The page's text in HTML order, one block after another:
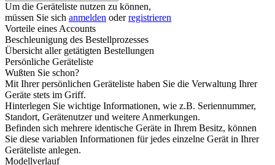
Um die Geräteliste nutzen zu können,
müssen Sie sich anmelden oderregistrieren
Vorteile eines Accounts
Beschleunigung des Bestellprozesses
Übersicht aller getätigten Bestellungen
Persönliche Geräteliste
Wußten Sie schon?
Mit Ihrer persönlichen Geräteliste haben Sie die Verwaltung Ihrer
Geräte stets im Griff.
Hinterlegen Sie wichtige Informationen, wie z.B. Seriennummer,
Standort, Gerätenutzer und weitere Anmerkungen.
Befinden sich mehrere identische Geräte in Ihrem Besitz, können
Sie diese variablen Informationen für jedes einzelne Gerät in Ihrer
Geräteliste anlegen.
Modellverlauf